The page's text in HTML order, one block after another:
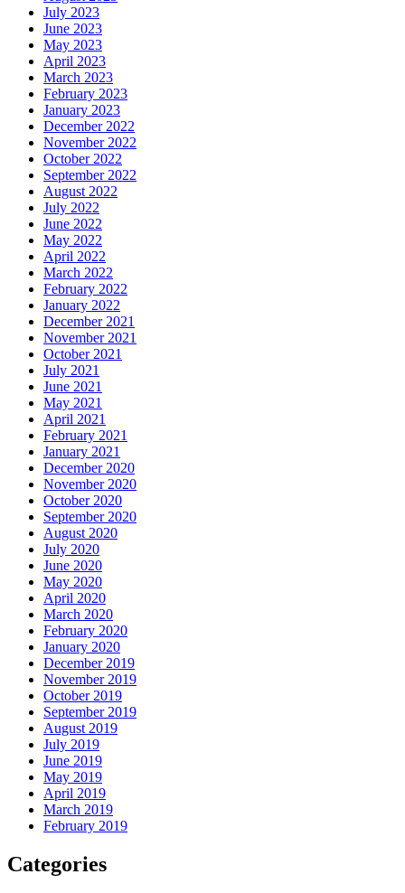
July 2023
June 2023
May 2023
April 2023
March 2023
February 2023
January 2023
December 2022
November 2022
October 2022
September 2022
August 2022
July 2022
June 2022
May 2022
April 2022
March 2022
February 2022
January 2022
December 2021
November 2021
October 2021
July 2021
June 2021
May 2021
April 2021
February 2021
January 2021
December 2020
November 2020
October 2020
September 2020
August 2020
July 2020
June 2020
May 2020
April 2020
March 2020
February 2020
January 2020
December 2019
November 2019
October 2019
September 2019
August 2019
July 2019
June 2019
May 2019
April 2019
March 2019
February 2019
Categories